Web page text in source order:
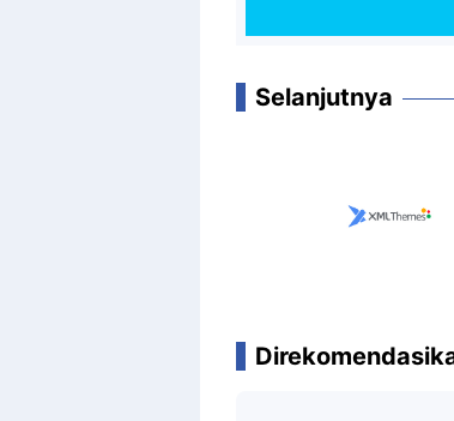
Selanjutnya